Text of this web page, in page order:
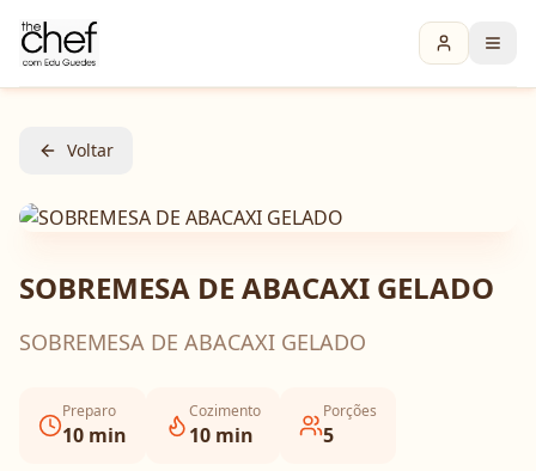
Voltar
SOBREMESA DE ABACAXI GELADO
SOBREMESA DE ABACAXI GELADO
Preparo
10 min
Cozimento
10 min
Porções
5